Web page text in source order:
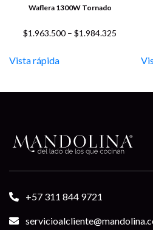
Waflera 1300W Tornado
$1.963.500 – $1.984.325
Vista rápida
+57 311 844 9721